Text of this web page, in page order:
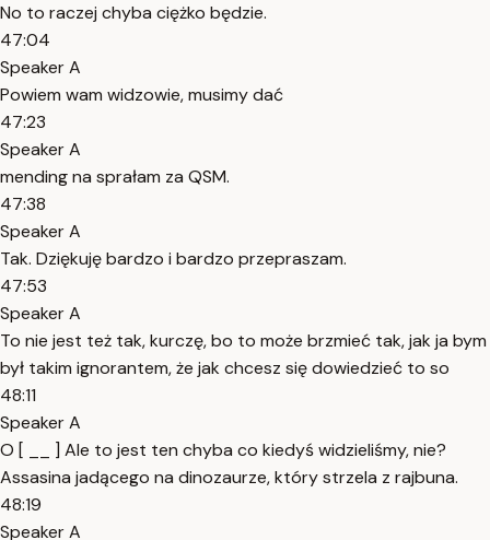
No to raczej chyba ciężko będzie.
47:04
Speaker A
Powiem wam widzowie, musimy dać
47:23
Speaker A
mending na sprałam za QSM.
47:38
Speaker A
Tak. Dziękuję bardzo i bardzo przepraszam.
47:53
Speaker A
To nie jest też tak, kurczę, bo to może brzmieć tak, jak ja bym
był takim ignorantem, że jak chcesz się dowiedzieć to so
48:11
Speaker A
O [ __ ] Ale to jest ten chyba co kiedyś widzieliśmy, nie?
Assasina jadącego na dinozaurze, który strzela z rajbuna.
48:19
Speaker A